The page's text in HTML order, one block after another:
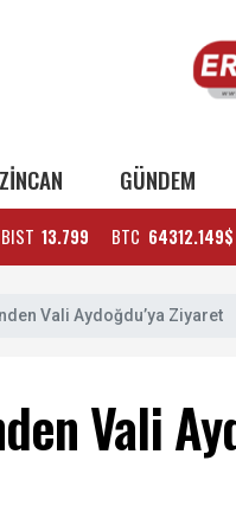
GÜNDEM
BIST 13.799 BTC 64312.149$
Vali Aydoğdu’ya Ziyaret
Vali